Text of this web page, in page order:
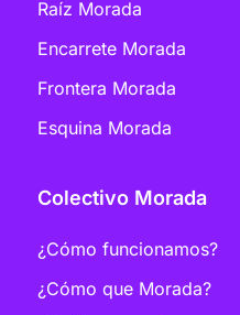
Raíz Morada
Encarrete Morada
Frontera Morada
Esquina Morada
Colectivo Morada
¿Cómo funcionamos?
¿Cómo que Morada?